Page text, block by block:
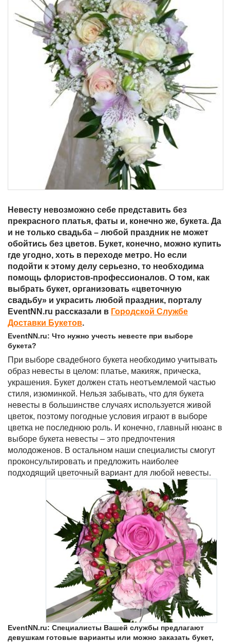
Невесту невозможно себе представить без
прекрасного платья, фаты и, конечно же, букета. Да
и не только свадьба – любой праздник не может
обойтись без цветов. Букет, конечно, можно купить
где угодно, хоть в переходе метро. Но если
подойти к этому делу серьезно, то необходима
помощь флористов-профессионалов. О том, как
выбрать букет, организовать «цветочную
свадьбу» и украсить любой праздник, порталу
EventNN.ru рассказали в Городской Службе
Доставки Букетов.
EventNN.ru: Что нужно учесть невесте при выборе
букета?
При выборе свадебного букета необходимо учитывать
образ невесты в целом: платье, макияж, прическа,
украшения. Букет должен стать неотъемлемой частью
стиля, изюминкой. Нельзя забывать, что для букета
невесты в большинстве случаях используется живой
цветок, поэтому погодные условия играют в выборе
цветка не последнюю роль. И конечно, главный нюанс в
выборе букета невесты – это предпочтения
молодоженов. В остальном наши специалисты смогут
проконсультировать и предложить наиболее
подходящий цветочный вариант для любой невесты.
EventNN.ru: Специалисты Вашей службы предлагают
девушкам готовые варианты или можно заказать букет,